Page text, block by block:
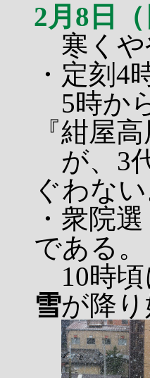
2月8日
寒くや
・定刻4
5時か
『紺屋
が、3
ぐわな
・衆院
である。
10時頃
雪が降